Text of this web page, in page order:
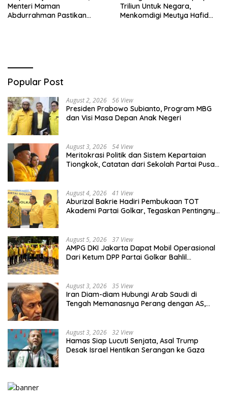
Menteri Maman
Abdurrahman Pastikan
Triliun Untuk Negara,
Menkomdigi Meutya Hafid
Popular Post
August 2, 2026 56 View
Presiden Prabowo Subianto, Program MBG
dan Visi Masa Depan Anak Negeri
August 3, 2026 54 View
Meritokrasi Politik dan Sistem Kepartaian
Tiongkok, Catatan dari Sekolah Partai Pusat
August 4, 2026 41 View
Aburizal Bakrie Hadiri Pembukaan TOT
Akademi Partai Golkar, Tegaskan Pentingnya
August 5, 2026 37 View
AMPG DKI Jakarta Dapat Mobil Operasional
Dari Ketum DPP Partai Golkar Bahlil
August 3, 2026 35 View
Iran Diam-diam Hubungi Arab Saudi di
Tengah Memanasnya Perang dengan AS,
August 3, 2026 32 View
Hamas Siap Lucuti Senjata, Asal Trump
Desak Israel Hentikan Serangan ke Gaza